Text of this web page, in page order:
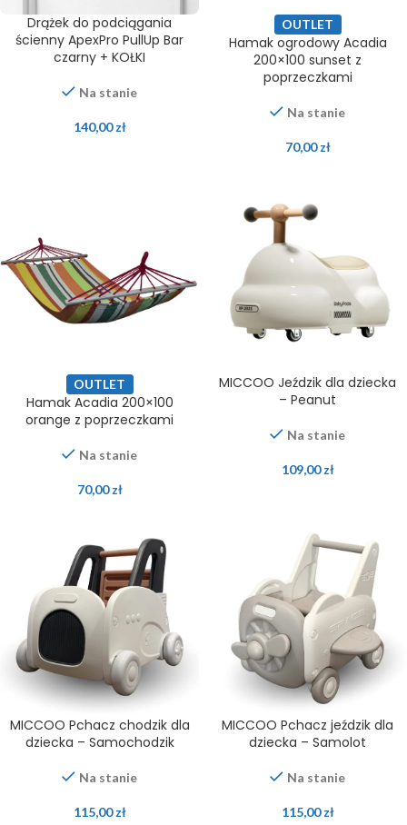
Drążek do podciągania
ścienny ApexPro PullUp Bar
czarny + KOŁKI
Na stanie
140,00zł
OUTLET
Hamak ogrodowy Acadia
200×100 sunset z
poprzeczkami
Na stanie
70,00zł
OUTLET
Hamak Acadia 200×100
orange z poprzeczkami
Na stanie
70,00zł
MICCOO Jeździk dla dziecka
– Peanut
Na stanie
109,00zł
MICCOO Pchacz chodzik dla
dziecka – Samochodzik
Na stanie
115,00zł
MICCOO Pchacz jeździk dla
dziecka – Samolot
Na stanie
115,00zł